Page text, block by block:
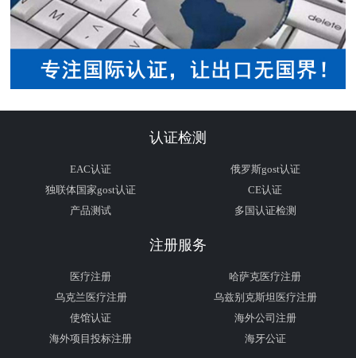
认证检测
EAC认证
俄罗斯gost认证
独联体国家gost认证
CE认证
产品测试
多国认证检测
注册服务
医疗注册
哈萨克医疗注册
乌克兰医疗注册
乌兹别克斯坦医疗注册
使馆认证
海外公司注册
海外项目投标注册
海牙公证